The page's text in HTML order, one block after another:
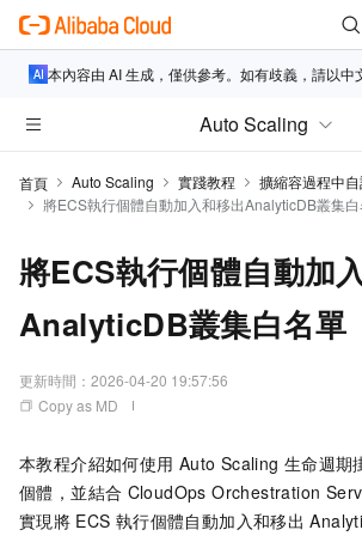
本內容由 AI 生成，僅供參考。如有歧義，請以中
Auto Scaling
首頁 Auto Scaling 實踐教程
擴縮容過程中
將ECS執行個體自動加入和移出AnalyticDB叢集
將ECS執行個體自動加
AnalyticDB叢集白名單
更新時間： 2026-04-20 19:57:56
Copy as MD
本教程介紹如何使用 Auto Scaling 生命週期
個體，並結合 CloudOps Orchestration
實現將 ECS 執行個體自動加入和移出